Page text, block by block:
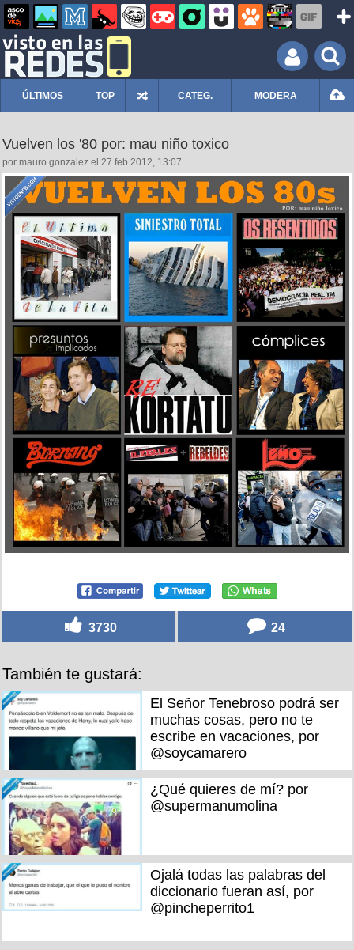
ÚLTIMOS TOP CATEG. MODERA
Vuelven los '80 por: mau niño toxico
por mauro gonzalez el 27 feb 2012, 13:07
3730 24
También te gustará:
El Señor Tenebroso podrá ser
muchas cosas, pero no te
escribe en vacaciones, por
@soycamarero
¿Qué quieres de mí? por
@supermanumolina
Ojalá todas las palabras del
diccionario fueran así, por
@pincheperrito1